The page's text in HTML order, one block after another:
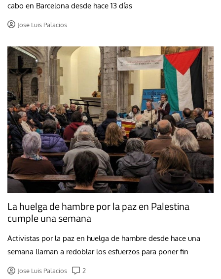
cabo en Barcelona desde hace 13 días
Jose Luis Palacios
La huelga de hambre por la paz en Palestina
cumple una semana
Activistas por la paz en huelga de hambre desde hace una
semana llaman a redoblar los esfuerzos para poner fin
Jose Luis Palacios 2